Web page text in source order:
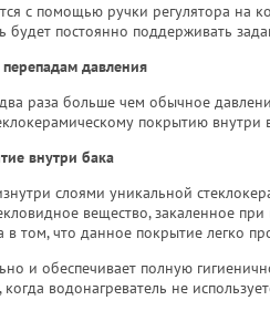
с помощью ручки регулятора на
будет постоянно поддерживать
давления
раза больше чем обычное
покрытию внутри
внутри бака
слоями уникальной
вещество, закаленное
в том, что данное покрытие легко
и обеспечивает полную
водонагреватель не